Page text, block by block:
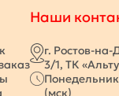
Наши
г. Ростов-
3/1, ТК
(мск)